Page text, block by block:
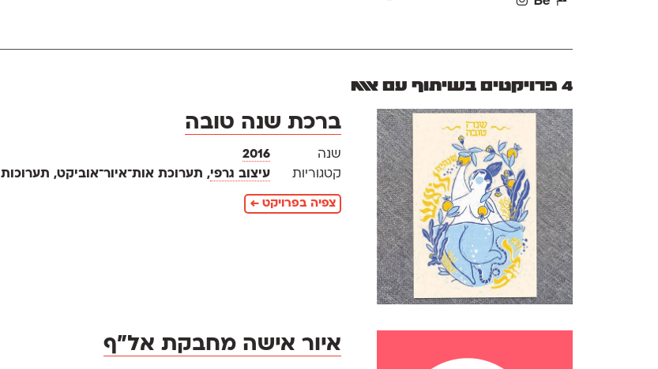
4 פרויקטים בשיתוף עם אאא
ברכת שנה טובה
שנה
2016
קטגוריות
עיצוב גרפי, תערוכת אות־איור־אוביקט, תערוכות
צפיה בפרויקט ←
איור אישה מחבקת אל״ף